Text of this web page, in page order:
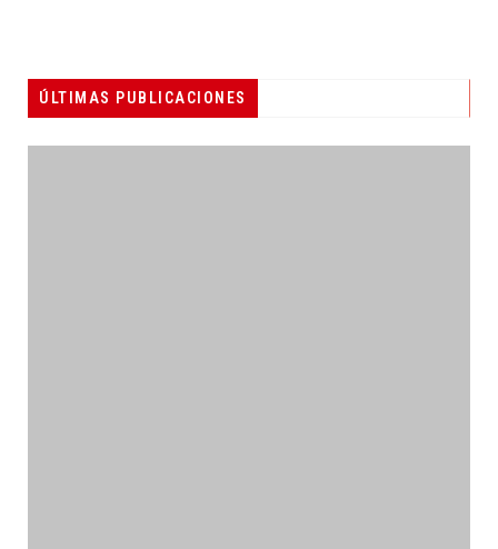
ÚLTIMAS PUBLICACIONES